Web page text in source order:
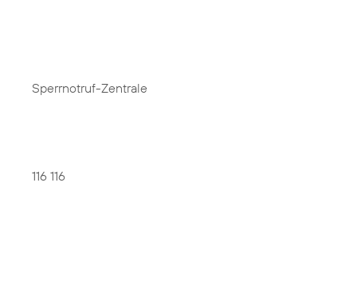
Sperrnotruf-Zentrale
116 116